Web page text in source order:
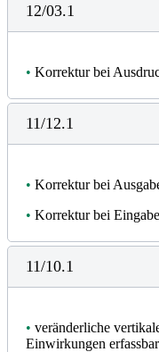
12/03.1
• Korrektur bei
11/12.1
• Korrektur bei
• Korrektur bei
11/10.1
• veränderliche
Einwirkungen erfassbar